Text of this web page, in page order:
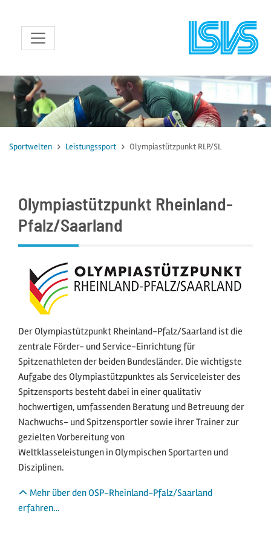
zum Inhalt
Sportwelten Leistungssport Olympiastützpunkt RLP/SL
Olympiastützpunkt Rheinland-
Pfalz/Saarland
Der Olympiastützpunkt Rheinland-Pfalz/Saarland ist die
zentrale Förder- und Service-Einrichtung für
Spitzenathleten der beiden Bundesländer. Die wichtigste
Aufgabe des Olympiastützpunktes als Serviceleister des
Spitzensports besteht dabei in einer qualitativ
hochwertigen, umfassenden Beratung und Betreuung der
Nachwuchs- und Spitzensportler sowie ihrer Trainer zur
gezielten Vorbereitung von
Weltklasseleistungen in Olympischen Sportarten und
Disziplinen.
Mehr über den OSP-Rheinland-Pfalz/Saarland
erfahren…